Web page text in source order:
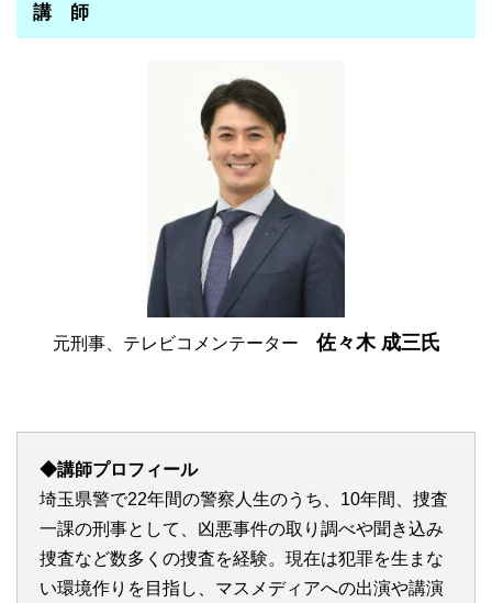
講 師
元刑事、テレビコメンテーター佐々木 成三氏
◆講師プロフィール
埼玉県警で22年間の警察人生のうち、10年間、捜査
一課の刑事として、凶悪事件の取り調べや聞き込み
捜査など数多くの捜査を経験。現在は犯罪を生まな
い環境作りを目指し、マスメディアへの出演や講演